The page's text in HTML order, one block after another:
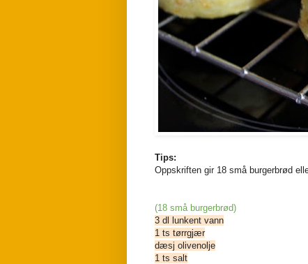
Tips:
Oppskriften gir 18 små burgerbrød
(18 små burgerbrød)
3 dl lunkent vann
1 ts tørrgjær
dæsj olivenolje
1 ts salt